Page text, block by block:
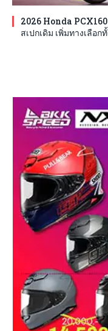
2026 Honda
สเปกเดิม เพิ่มทางเลือ